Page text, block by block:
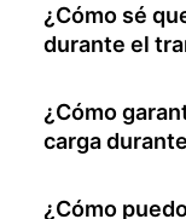
¿Cómo sé
durante el
¿Cómo
carga
¿Cómo